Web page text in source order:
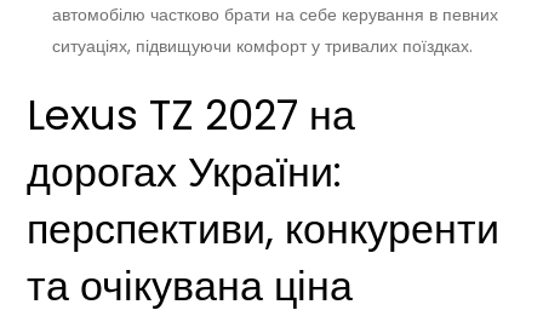
автомобілю частково брати на себе керування в певних
ситуаціях, підвищуючи комфорт у тривалих поїздках.
Lexus TZ 2027 на
дорогах України:
перспективи, конкуренти
та очікувана ціна